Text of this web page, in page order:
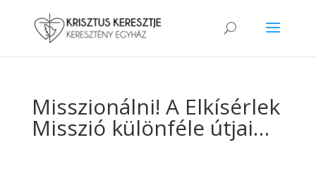
Misszionálni! A Elkísérlek
Misszió különféle útjai…